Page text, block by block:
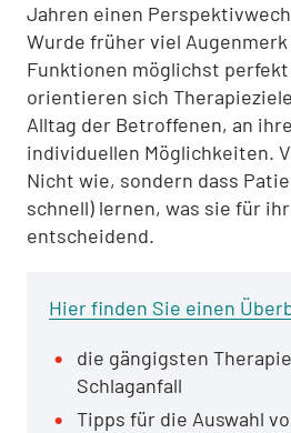
Jahren einen
Wurde früher viel
Funktionen möglichst
orientieren sich
Alltag der Betroffenen, an
individuellen Möglichkeiten.
Nicht wie, sondern dass
schnell) lernen, was sie für
entscheidend.
Hier finden Sie einen
die gängigsten
Schlaganfall
Tipps für die Auswahl